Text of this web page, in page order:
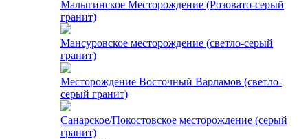
Малыгинское Месторождение (Розовато-серый
гранит)
Мансуровское месторождение (светло-серый
гранит)
Месторождение Восточный Варламов (светло-
серый гранит)
Санарское/Покостовское месторождение (серый
гранит)